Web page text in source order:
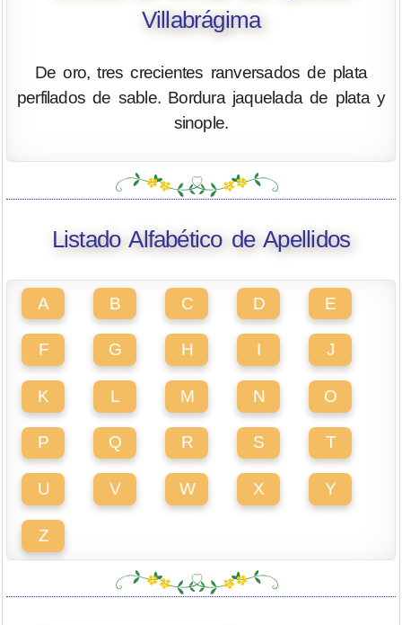
Villabrágima
De oro, tres crecientes ranversados de plata
perfilados de sable. Bordura jaquelada de plata y
sinople.
Listado Alfabético de Apellidos
A B C D E
F G H I J
K L M N O
P Q R S T
U V W X Y
Z